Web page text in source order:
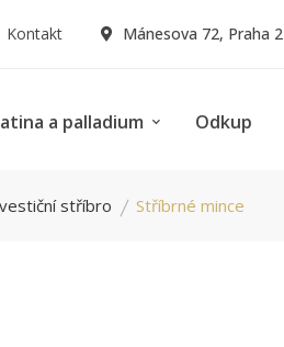
Kontakt Mánesova 72, Praha 2
a palladium Odkup
stříbro Stříbrné mince